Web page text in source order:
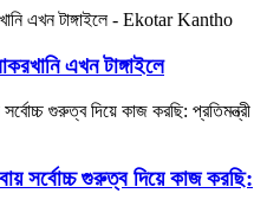
এখন টাঙ্গাইলে
সর্বোচ্চ গুরুত্ব দিয়ে কাজ করছি: